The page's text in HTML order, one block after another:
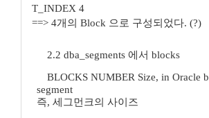
T_INDEX 4
==> 4개의 Block 으로 구성되었다. (?)
2.2 dba_segments 에서 blocks
BLOCKS NUMBER Size, in Oracle
segment
즉, 세그먼크의 사이즈